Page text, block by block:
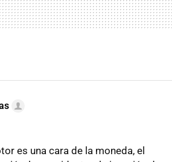
es una cara de la moneda, el